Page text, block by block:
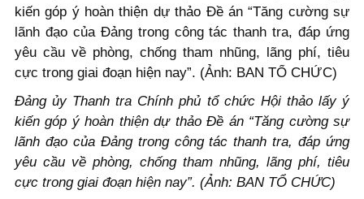
Đảng ủy Thanh tra Chính phủ tổ chức Hội thảo lấy ý
kiến góp ý hoàn thiện dự thảo Đề án “Tăng cường sự
lãnh đạo của Đảng trong công tác thanh tra, đáp ứng
yêu cầu về phòng, chống tham nhũng, lãng phí, tiêu
cực trong giai đoạn hiện nay”. (Ảnh: BAN TỔ CHỨC)